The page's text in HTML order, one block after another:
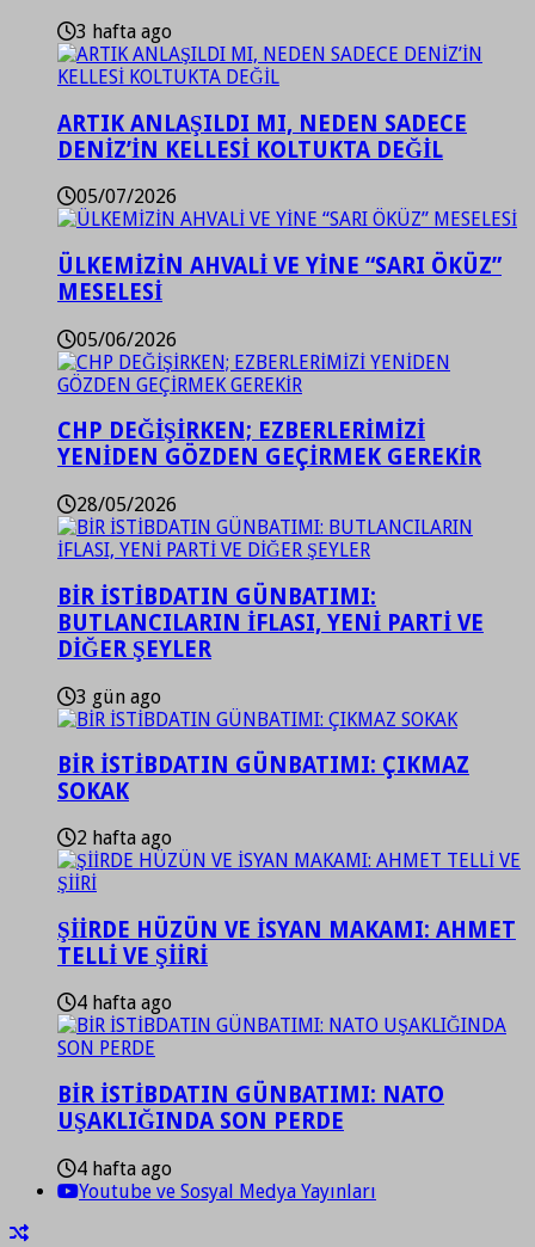
3 hafta ago
ARTIK ANLAŞILDI MI, NEDEN SADECE
DENİZ’İN KELLESİ KOLTUKTA DEĞİL
05/07/2026
ÜLKEMİZİN AHVALİ VE YİNE “SARI ÖKÜZ”
MESELESİ
05/06/2026
CHP DEĞİŞİRKEN; EZBERLERİMİZİ
YENİDEN GÖZDEN GEÇİRMEK GEREKİR
28/05/2026
BİR İSTİBDATIN GÜNBATIMI:
BUTLANCILARIN İFLASI, YENİ PARTİ VE
DİĞER ŞEYLER
3 gün ago
BİR İSTİBDATIN GÜNBATIMI: ÇIKMAZ
SOKAK
2 hafta ago
ŞİİRDE HÜZÜN VE İSYAN MAKAMI: AHMET
TELLİ VE ŞİİRİ
4 hafta ago
BİR İSTİBDATIN GÜNBATIMI: NATO
UŞAKLIĞINDA SON PERDE
4 hafta ago
Youtube ve Sosyal Medya Yayınları